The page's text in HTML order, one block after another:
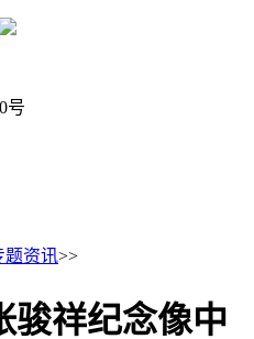
号
题资讯>>
骏祥纪念像中